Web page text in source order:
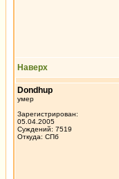
Наверх
Dondhup
умер
Зарегистрирован:
05.04.2005
Суждений: 7519
Откуда: СПб